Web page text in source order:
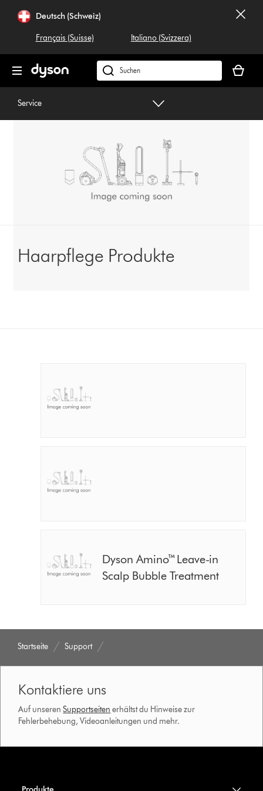
überspringenDeutsch (Schweiz)
Français (Suisse) Italiano (Svizzera)
Dyson.ch
durchsuchen
ist
Service
Haarpflege Produkte
Dyson Amino™ Leave-in
Scalp Bubble Treatment
Startseite Support
Kontaktiere uns
Auf unserenSupportseiten erhältst du Hinweise zur
Fehlerbehebung, Videoanleitungen und mehr.